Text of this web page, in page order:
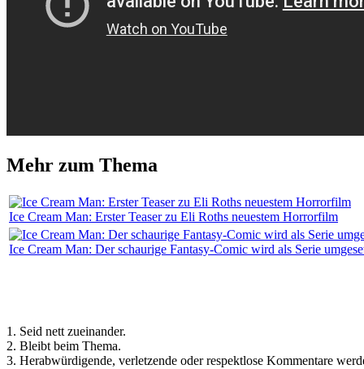
Mehr zum Thema
Ice Cream Man: Erster Teaser zu Eli Roths neuestem Horrorfilm
Ice Cream Man: Der schaurige Fantasy-Comic wird als Serie
1. Seid nett zueinander.
2. Bleibt beim Thema.
3. Herabwürdigende, verletzende oder respektlose Kommentare